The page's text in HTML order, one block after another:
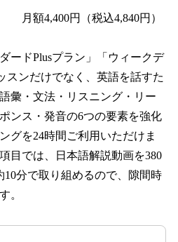
額4,400円（税込4,840円）
ードPlusプラン」「ウィークデ
スンだけでなく、英語を話すた
彙・文法・リスニング・リー
ンス・発音の6つの要素を強化
グを24時間ご利用いただけま
目では、日本語解説動画を380
分で取り組めるので、隙間時
。